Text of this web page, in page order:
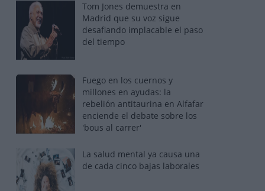
Tom Jones demuestra en
Madrid que su voz sigue
desafiando implacable el paso
del tiempo
Fuego en los cuernos y
millones en ayudas: la
rebelión antitaurina en Alfafar
enciende el debate sobre los
'bous al carrer'
La salud mental ya causa una
de cada cinco bajas laborales